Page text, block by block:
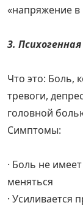
«напряжение в
3.
Что это: Боль,
тревоги,
головной
Симптомы:
· Боль не
меняться
·